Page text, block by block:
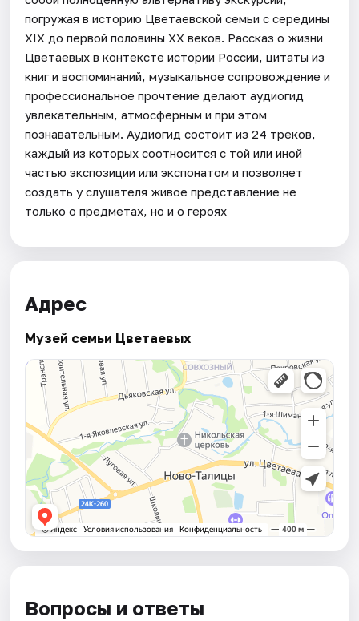
погружая в историю Цветаевской семьи с середины
XIX до первой половины XX веков. Рассказ о жизни
Цветаевых в контексте истории России, цитаты из
книг и воспоминаний, музыкальное сопровождение и
профессиональное прочтение делают аудиогид
увлекательным, атмосферным и при этом
познавательным. Аудиогид состоит из 24 треков,
каждый из которых соотносится с той или иной
частью экспозиции или экспонатом и позволяет
создать у слушателя живое представление не
только о предметах, но и о героях
Адрес
Музей семьи Цветаевых
Вопросы и ответы